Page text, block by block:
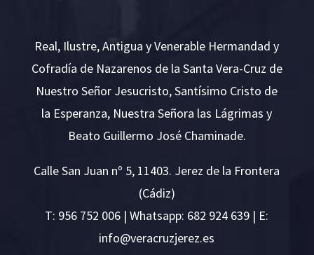
Real, Ilustre, Antigua y Venerable Hermandad y
Cofradía de Nazarenos de la Santa Vera-Cruz de
Nuestro Señor Jesucristo, Santísimo Cristo de
la Esperanza, Nuestra Señora las Lágrimas y
Beato Guillermo José Chaminade.
Calle San Juan nº 5, 11403. Jerez de la Frontera
(Cádiz)
T: 956 752 006 | Whatsapp: 682 924 639 | E:
se.ze
rejzu
rcare
v@ofn
i